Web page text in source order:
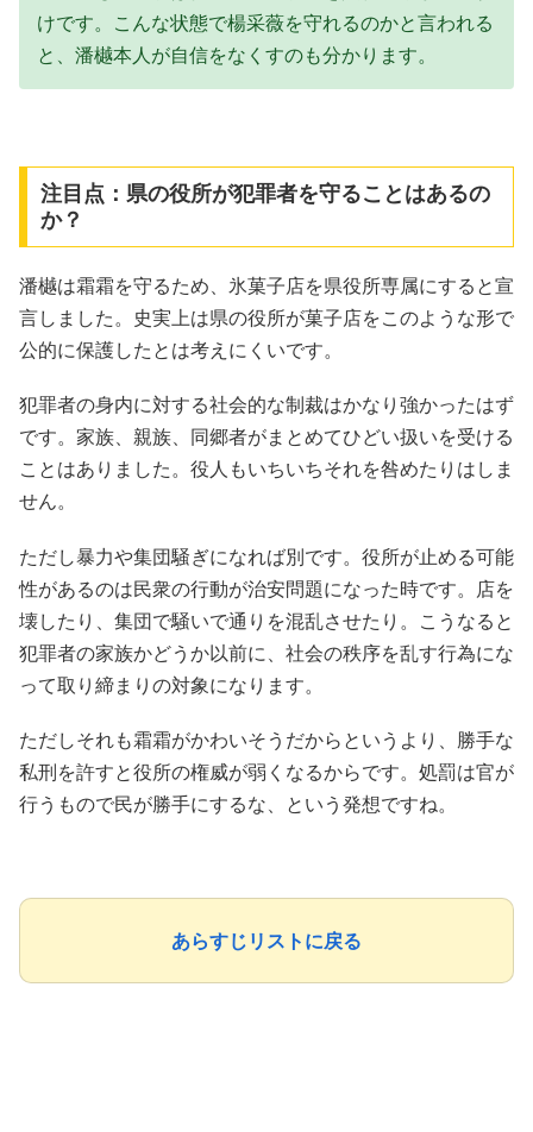
けです。こんな状態で楊采薇を守れるのかと言われる
と、潘樾本人が自信をなくすのも分かります。
注目点：県の役所が犯罪者を守ることはあるの
か？
潘樾は霜霜を守るため、氷菓子店を県役所専属にすると宣
言しました。史実上は県の役所が菓子店をこのような形で
公的に保護したとは考えにくいです。
犯罪者の身内に対する社会的な制裁はかなり強かったはず
です。家族、親族、同郷者がまとめてひどい扱いを受ける
ことはありました。役人もいちいちそれを咎めたりはしま
せん。
ただし暴力や集団騒ぎになれば別です。役所が止める可能
性があるのは民衆の行動が治安問題になった時です。店を
壊したり、集団で騒いで通りを混乱させたり。こうなると
犯罪者の家族かどうか以前に、社会の秩序を乱す行為にな
って取り締まりの対象になります。
ただしそれも霜霜がかわいそうだからというより、勝手な
私刑を許すと役所の権威が弱くなるからです。処罰は官が
行うもので民が勝手にするな、という発想ですね。
あらすじリストに戻る